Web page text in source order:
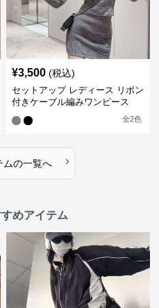
¥3,500 (税込)
セットアップ レディース リボン
付きケーブル編みワンピース
全2色
ムの一覧へ ›
めアイテム